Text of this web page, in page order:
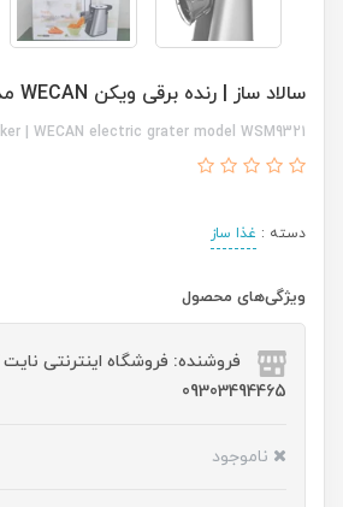
سالاد ساز | رنده برقی ویکن WECAN مدل WSM9321
| WECAN electric grater model WSM9321
دسته : غذا ساز
ویژگی‌های محصول
فروشنده: فروشگاه اینترنتی نایت
09303494465
ناموجود